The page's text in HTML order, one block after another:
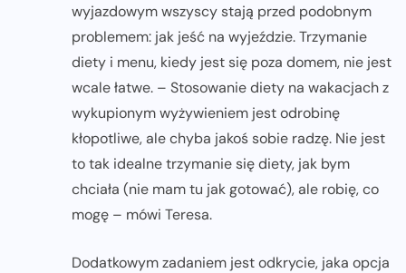
wyjazdowym wszyscy stają przed podobnym
problemem: jak jeść na wyjeździe. Trzymanie
diety i menu, kiedy jest się poza domem, nie jest
wcale łatwe. – Stosowanie diety na wakacjach z
wykupionym wyżywieniem jest odrobinę
kłopotliwe, ale chyba jakoś sobie radzę. Nie jest
to tak idealne trzymanie się diety, jak bym
chciała (nie mam tu jak gotować), ale robię, co
mogę – mówi Teresa.
Dodatkowym zadaniem jest odkrycie, jaka opcja